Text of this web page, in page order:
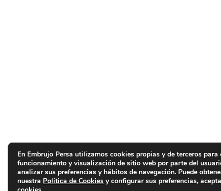
En Embrujo Persa utilizamos cookies propias y de terceros para
funcionamiento y visualización de sitio web por parte del
analizar sus preferencias y hábitos de navegación. Puede
nuestra Política de Cookies y configurar sus preferencias,